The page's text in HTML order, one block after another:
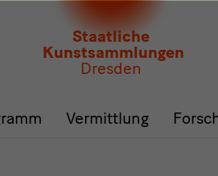
Staatliche
Kunstsammlungen
Dresden
Vermittlung